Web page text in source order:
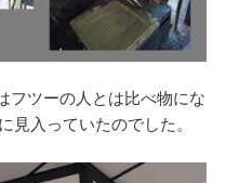
フツーの人とは比べ物にな
見入っていたのでした。